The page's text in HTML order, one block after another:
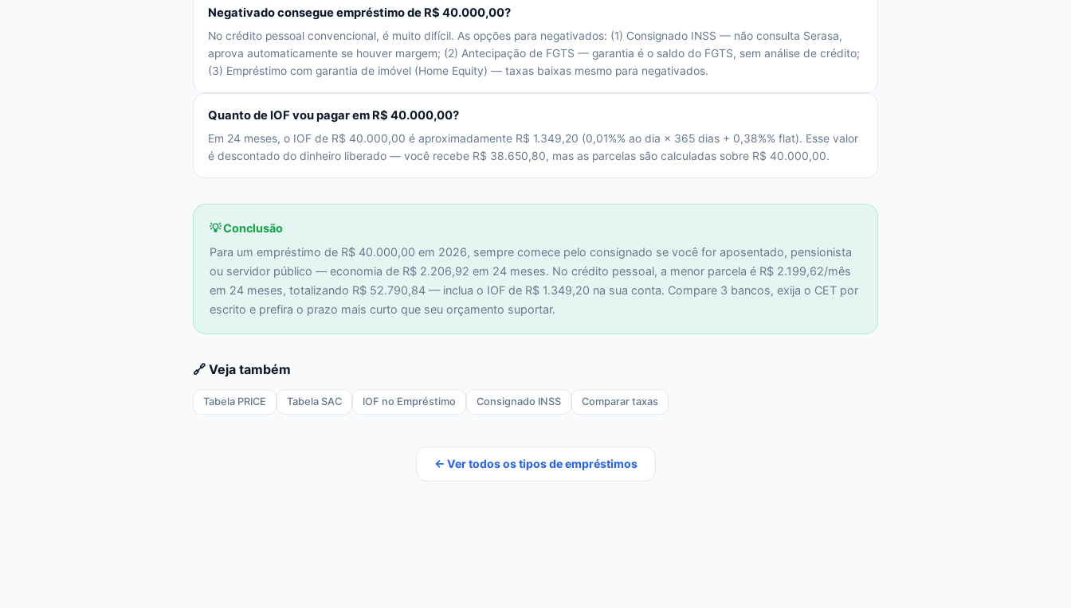
Negativado consegue empréstimo de R$ 40.000,00?
No crédito pessoal convencional, é muito difícil. As opções para negativados: (1) Consignado INSS — não consulta Serasa,
aprova automaticamente se houver margem; (2) Antecipação de FGTS — garantia é o saldo do FGTS, sem análise de crédito;
(3) Empréstimo com garantia de imóvel (Home Equity) — taxas baixas mesmo para negativados.
Quanto de IOF vou pagar em R$ 40.000,00?
Em 24 meses, o IOF de R$ 40.000,00 é aproximadamente R$ 1.349,20 (0,01%% ao dia × 365 dias + 0,38%% flat). Esse valor
é descontado do dinheiro liberado — você recebe R$ 38.650,80, mas as parcelas são calculadas sobre R$ 40.000,00.
💡 Conclusão
Para um empréstimo de R$ 40.000,00 em 2026, sempre comece pelo consignado se você for aposentado, pensionista
ou servidor público — economia de R$ 2.206,92 em 24 meses. No crédito pessoal, a menor parcela é R$ 2.199,62/mês
em 24 meses, totalizando R$ 52.790,84 — inclua o IOF de R$ 1.349,20 na sua conta. Compare 3 bancos, exija o CET por
escrito e prefira o prazo mais curto que seu orçamento suportar.
🔗 Veja também
Tabela PRICE Tabela SAC IOF no Empréstimo Consignado INSS Comparar taxas
← Ver todos os tipos de empréstimos